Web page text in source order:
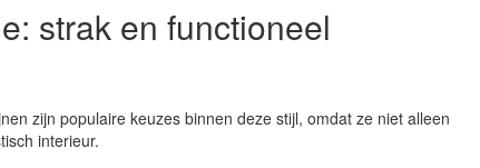
strak en functioneel
zijn populaire keuzes binnen deze stijl, omdat ze niet alleen
interieur.